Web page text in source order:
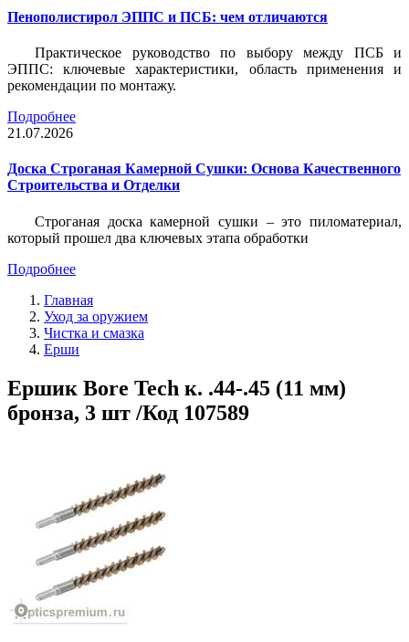
Пенополистирол ЭППС и ПСБ: чем отличаются
Практическое руководство по выбору между ПСБ и
ЭППС: ключевые характеристики, область применения и
рекомендации по монтажу.
Подробнее
21.07.2026
Доска Строганая Камерной Сушки: Основа Качественного
Строительства и Отделки
Строганая доска камерной сушки – это пиломатериал,
который прошел два ключевых этапа обработки
Подробнее
Главная
Уход за оружием
Чистка и смазка
Ерши
Ершик Bore Tech к. .44-.45 (11 мм)
бронза, 3 шт /Код 107589